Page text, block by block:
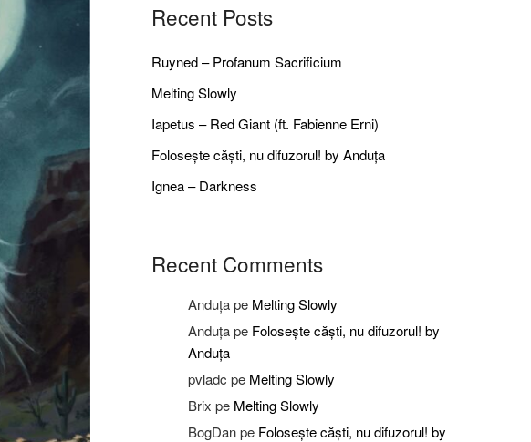
Recent Posts
Ruyned – Profanum Sacrificium
Melting Slowly
Iapetus – Red Giant (ft. Fabienne Erni)
Folosește căști, nu difuzorul! by Anduța
Ignea – Darkness
Recent Comments
Anduțape Melting Slowly
Anduțape Folosește căști, nu difuzorul! by
Anduța
pvladc pe Melting Slowly
Brix pe Melting Slowly
BogDanpe Folosește căști, nu difuzorul! by